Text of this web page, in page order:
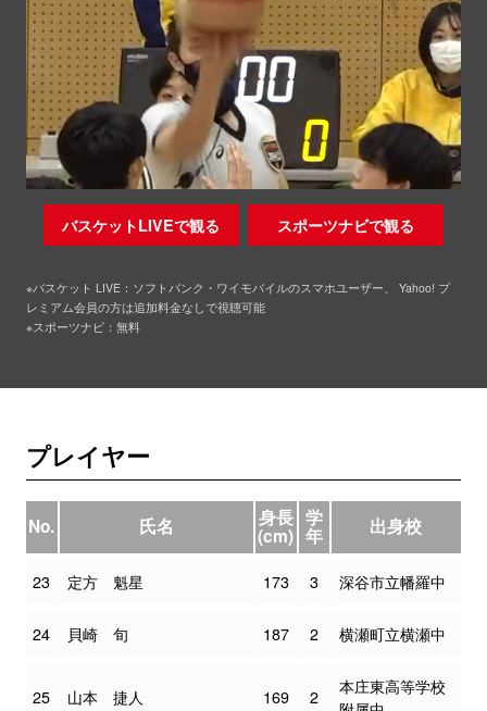
バスケットLIVEで観る スポーツナビで観る
※バスケット LIVE：ソフトバンク・ワイモバイルのスマホユーザー、 Yahoo! プ
レミアム会員の方は追加料金なしで視聴可能
※スポーツナビ：無料
プレイヤー
No. 氏名 身長
(cm)
学
年 出身校
23 定方 魁星 173 3 深谷市立幡羅中
24 貝崎 旬 187 2 横瀬町立横瀬中
25 山本 捷人 169 2
本庄東高等学校